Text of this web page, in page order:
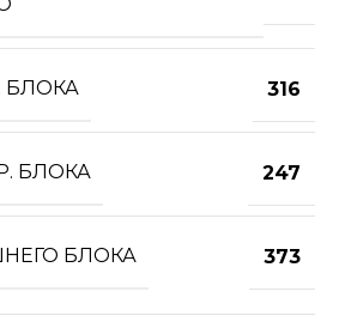
БЛОКА 316
БЛОКА 247
БЛОКА 373